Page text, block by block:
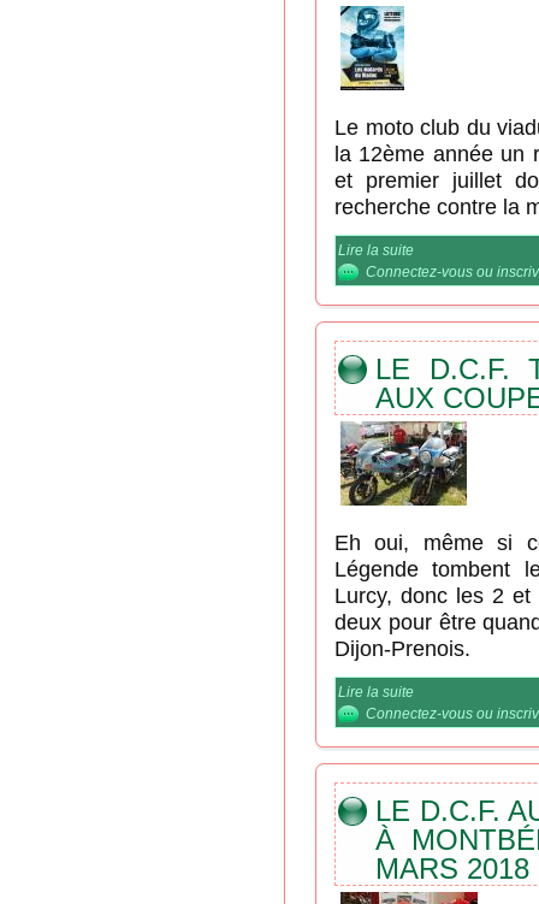
Le moto club du
la 12ème année un
et premier juillet
recherche contre la
Lire la suite
mucoviscidose
Connectez-vous ou
LE D.C.F.
AUX
Eh oui, même si
Légende tombent
Lurcy, donc les 2
deux pour être
Dijon-Prenois.
Lire la suite
Connectez-vous ou
LE D.C.F.
À
MARS 2018